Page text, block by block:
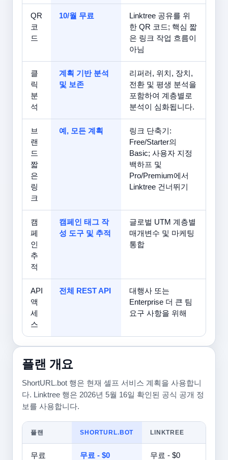
QR
코
드
10/월 무료
Linktree 공유를 위
한 QR 코드; 핵심 짧
은 링크 작업 흐름이
아님
클
릭
분
석
계획 기반 분석
및 보존
리퍼러, 위치, 장치,
전환 및 평생 분석을
포함하여 계층별로
분석이 심화됩니다.
브
랜
드
짧
은
링
크
예, 모든 계획
링크 단축기:
Free/Starter의
Basic; 사용자 지정
백하프 및
Pro/Premium에서
Linktree 건너뛰기
캠
페
인
추
적
캠페인 태그 작
성 도구 및 추적
글로벌 UTM 계층별
매개변수 및 마케팅
통합
API
액
세
스
전체 REST API
대행사 또는
Enterprise 더 큰 팀
요구 사항을 위해
플랜 개요
ShortURL.bot 행은 현재 셀프 서비스 계획을 사용합니
다. Linktree 행은 2026년 5월 16일 확인된 공식 공개 정
보를 사용합니다.
플랜 SHORTURL.BOT LINKTREE
무료 무료 - $0 무료 - $0